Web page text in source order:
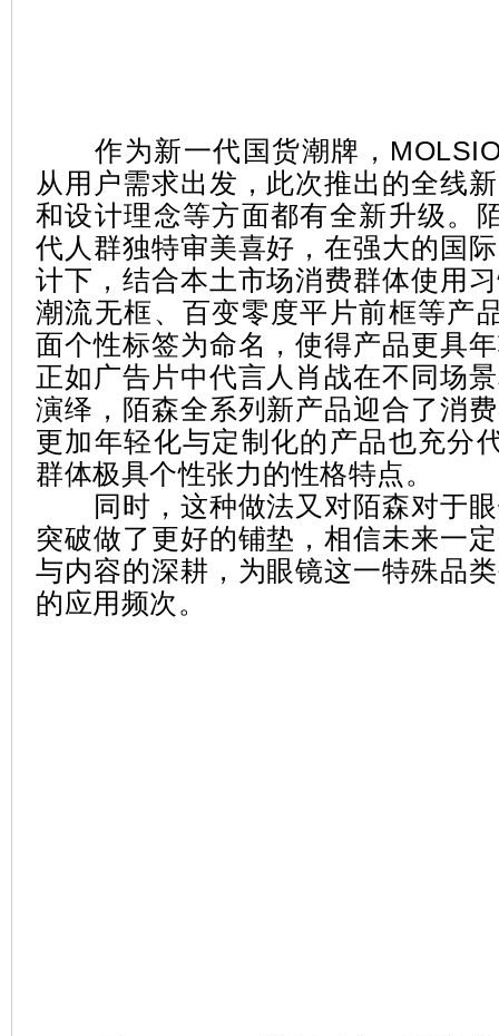
作为新一代国货潮牌，
从用户需求出发，此次推出的全线
和设计理念等方面都有全新升级。
代人群独特审美喜好，在强大的国
计下，结合本土市场消费群体使用
潮流无框、百变零度平片前框等产
面个性标签为命名，使得产品更具
正如广告片中代言人肖战在不同场
演绎，陌森全系列新产品迎合了消
更加年轻化与定制化的产品也充分
群体极具个性张力的性格特点。
同时，这种做法又对陌森对于眼
突破做了更好的铺垫，相信未来一
与内容的深耕，为眼镜这一特殊品
的应用频次。